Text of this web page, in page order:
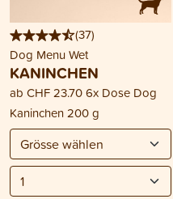
(37)
Dog Menu Wet
KANINCHEN
ab CHF 23.706x Dose Dog
Kaninchen 200 g